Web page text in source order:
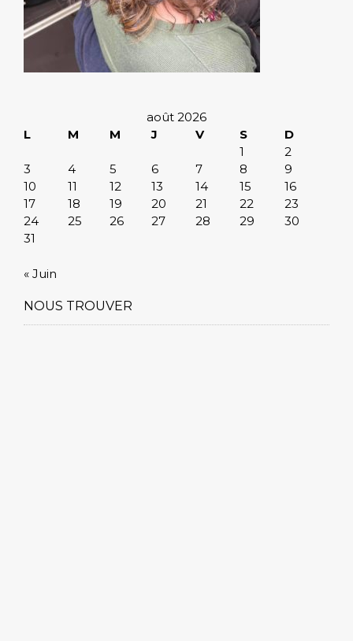
août 2026
L
M M J V S
D
1
2
3
4 5 6 7 8
9
10
11 12 13 14 15
16
17
18 19 20 21 22
23
24
25 26 27 28 29
30
31
« Juin
NOUS TROUVER